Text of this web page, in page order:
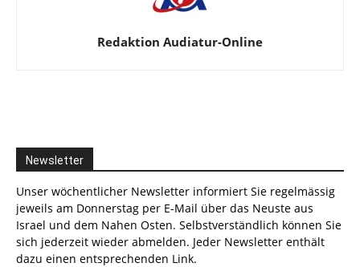
Redaktion Audiatur-Online
Newsletter
Unser wöchentlicher Newsletter informiert Sie regelmässig
jeweils am Donnerstag per E-Mail über das Neuste aus
Israel und dem Nahen Osten. Selbstverständlich können Sie
sich jederzeit wieder abmelden. Jeder Newsletter enthält
dazu einen entsprechenden Link.